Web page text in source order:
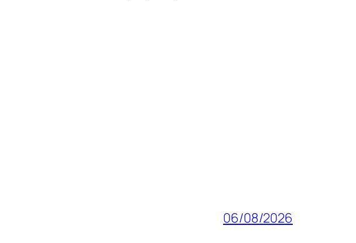
06/08/2026